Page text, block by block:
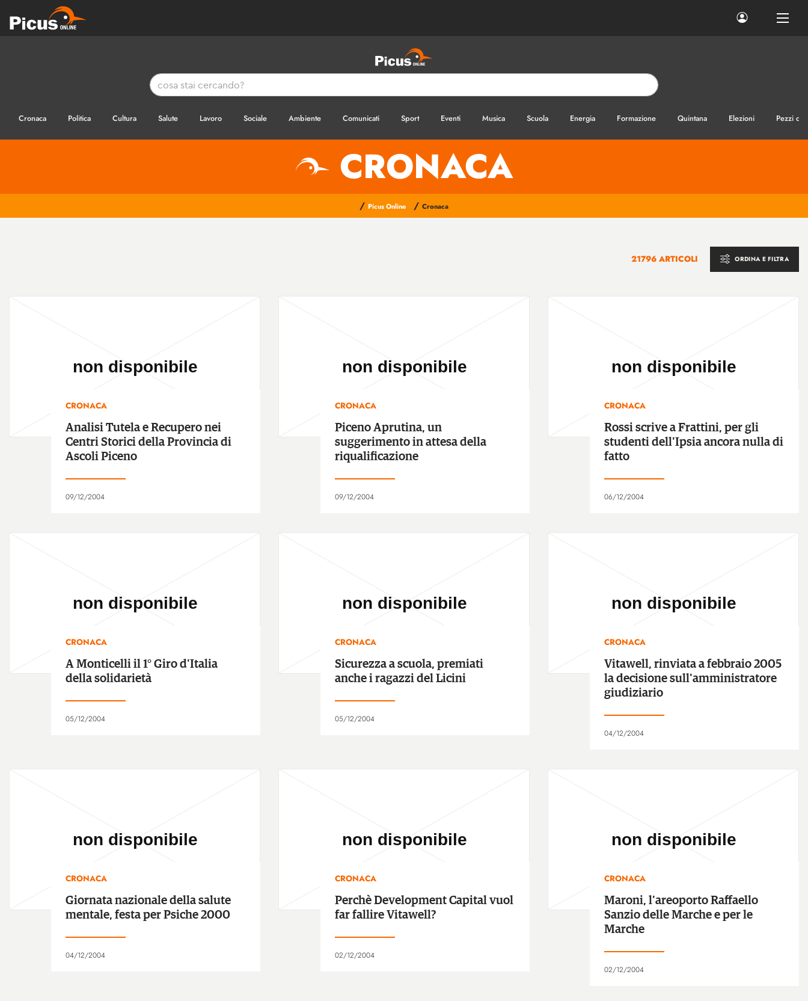
Cronaca Politica Cultura Salute Lavoro Sociale Ambiente Comunicati Sport Eventi Musica Scuola Energia Formazione Quintana Elezioni Pezzi di
CRONACA
/ Picus Online / Cronaca
21796 ARTICOLI ORDINA E FILTRA
CRONACA
Analisi Tutela e Recupero nei
Centri Storici della Provincia di
Ascoli Piceno
09/12/2004
CRONACA
Piceno Aprutina, un
suggerimento in attesa della
riqualificazione
09/12/2004
CRONACA
Rossi scrive a Frattini, per gli
studenti dell'Ipsia ancora nulla di
fatto
06/12/2004
CRONACA
A Monticelli il 1° Giro d'Italia
della solidarietà
05/12/2004
CRONACA
Sicurezza a scuola, premiati
anche i ragazzi del Licini
05/12/2004
CRONACA
Vitawell, rinviata a febbraio 2005
la decisione sull'amministratore
giudiziario
04/12/2004
CRONACA
Giornata nazionale della salute
mentale, festa per Psiche 2000
04/12/2004
CRONACA
Perchè Development Capital vuol
far fallire Vitawell?
02/12/2004
CRONACA
Maroni, l'areoporto Raffaello
Sanzio delle Marche e per le
Marche
02/12/2004